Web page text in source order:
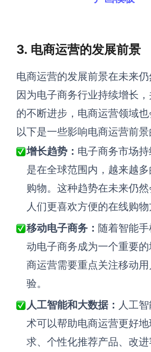
3. 电商运营的发展前景
电商运营的发展前景在未来仍
因为电子商务行业持续增长
的不断进步，电商运营领域也
以下是一些影响电商运营前景
增长趋势： 电子商务市场
是在全球范围内，越来越
购物。这种趋势在未来仍
人们更喜欢方便的在线购物
移动电子商务： 随着智能
动电子商务成为一个重要
商运营需要重点关注移动
验。
人工智能和大数据： 人工
术可以帮助电商运营更好
求、个性化推荐产品、改